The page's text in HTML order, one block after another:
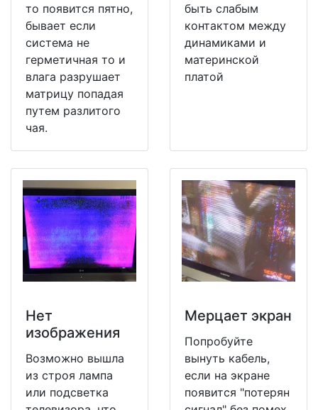
то появится пятно,
бывает если
система не
герметичная то и
влага разрушает
матрицу попадая
путем разлитого
чая.
быть слабым
контактом между
динамиками и
материнской
платой
Нет
изображения
Возможно вышла
из строя лампа
или подсветка
Мерцает экран
Попробуйте
вынуть кабель,
если на экране
появится "потерян